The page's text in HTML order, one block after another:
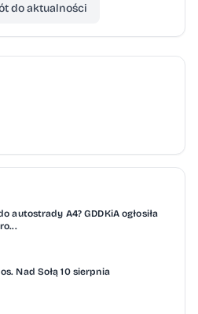
do aktualności
autostrady A4? GDDKiA ogłosiła
Nad Sołą 10 sierpnia